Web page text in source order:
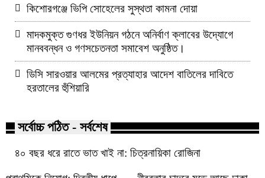
কিশোরগঞ্জে ভিপি সোহেলের সুস্থতা কামনা দোয়া
মাদকমুক্ত গুণধর ইউনিয়ন গঠনে অনির্বাণ ক্লাবের উদ্যোগে
মানববন্ধন ও গণসচেতনতা সমাবেশ অনুষ্ঠিত।
ডিসি সারওয়ার আলমের প্রত্যাহার আদেশ বাতিলের দাবিতে
হরতালের হুঁশিয়ারি
সর্বোচ্চ পঠিত - সর্বশেষ
৪০ বছর ধরে রাতে ভাত খাই না: চিত্রনায়িকা রোজিনা